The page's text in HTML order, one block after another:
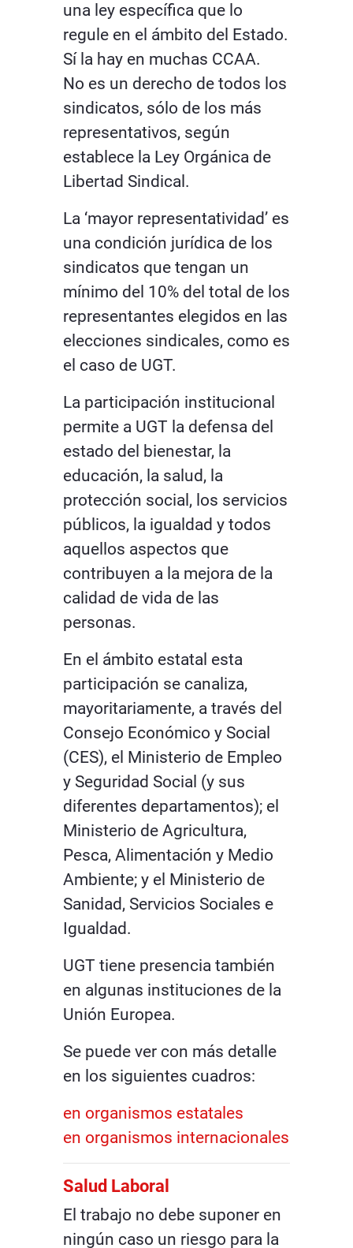
una ley específica que lo
regule en el ámbito del Estado.
Sí la hay en muchas CCAA.
No es un derecho de todos los
sindicatos, sólo de los más
representativos, según
establece la Ley Orgánica de
Libertad Sindical.
La ‘mayor representatividad’ es
una condición jurídica de los
sindicatos que tengan un
mínimo del 10% del total de los
representantes elegidos en las
elecciones sindicales, como es
el caso de UGT.
La participación institucional
permite a UGT la defensa del
estado del bienestar, la
educación, la salud, la
protección social, los servicios
públicos, la igualdad y todos
aquellos aspectos que
contribuyen a la mejora de la
calidad de vida de las
personas.
En el ámbito estatal esta
participación se canaliza,
mayoritariamente, a través del
Consejo Económico y Social
(CES), el Ministerio de Empleo
y Seguridad Social (y sus
diferentes departamentos); el
Ministerio de Agricultura,
Pesca, Alimentación y Medio
Ambiente; y el Ministerio de
Sanidad, Servicios Sociales e
Igualdad.
UGT tiene presencia también
en algunas instituciones de la
Unión Europea.
Se puede ver con más detalle
en los siguientes cuadros:
en organismos estatales
en organismos internacionales
Salud Laboral
El trabajo no debe suponer en
ningún caso un riesgo para la